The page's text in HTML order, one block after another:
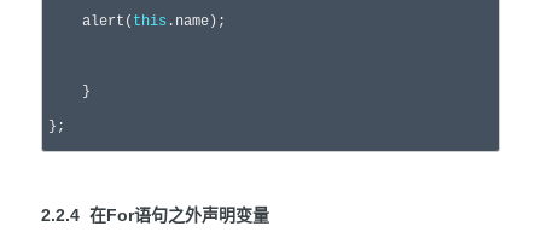
    alert(
this .name);
    }
};
2.2.4 在For语句之外声明变量